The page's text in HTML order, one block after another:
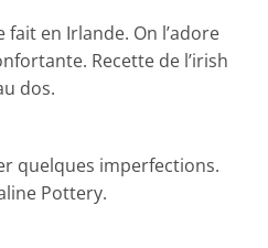
en Irlande. On l’adore
Recette de l’irish
dos.
quelques imperfections.
Pottery.